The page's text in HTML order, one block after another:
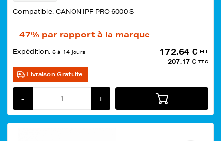
Compatible: CANON IPF PRO 6000 S
-47% par rapport à la marque
Expédition: 6 à 14 jours 172,64 € HT
207,17 € TTC
Livraison Gratuite
- +